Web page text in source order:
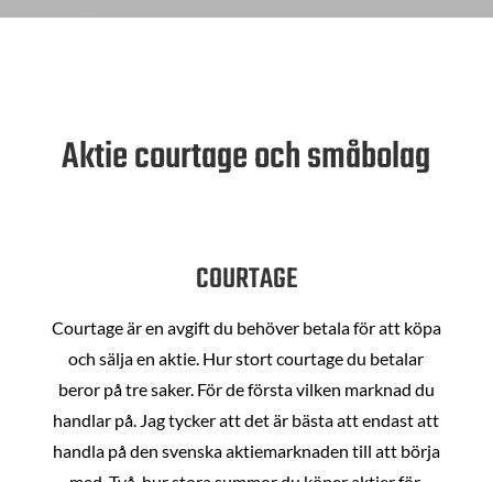
Aktie courtage och småbolag
COURTAGE
Courtage är en avgift du behöver betala för att köpa
och sälja en aktie. Hur stort courtage du betalar
beror på tre saker. För de första vilken marknad du
handlar på. Jag tycker att det är bästa att endast att
handla på den svenska aktiemarknaden till att börja